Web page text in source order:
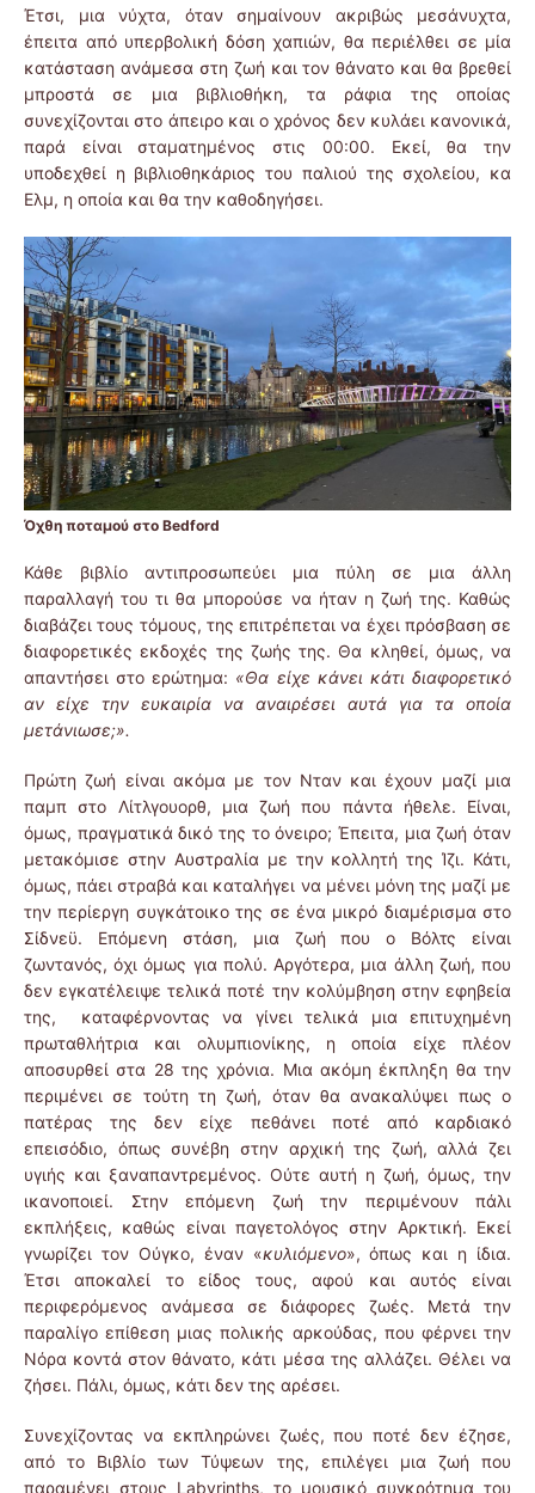
Έτσι, μια νύχτα, όταν σημαίνουν ακριβώς μεσάνυχτα,
έπειτα από υπερβολική δόση χαπιών, θα περιέλθει σε μία
κατάσταση ανάμεσα στη ζωή και τον θάνατο και θα βρεθεί
μπροστά σε μια βιβλιοθήκη, τα ράφια της οποίας
συνεχίζονται στο άπειρο και ο χρόνος δεν κυλάει κανονικά,
παρά είναι σταματημένος στις 00:00. Εκεί, θα την
υποδεχθεί η βιβλιοθηκάριος του παλιού της σχολείου, κα
Ελμ, η οποία και θα την καθοδηγήσει.
Όχθη ποταμού στο Bedford
Κάθε βιβλίο αντιπροσωπεύει μια πύλη σε μια άλλη
παραλλαγή του τι θα μπορούσε να ήταν η ζωή της. Καθώς
διαβάζει τους τόμους, της επιτρέπεται να έχει πρόσβαση σε
διαφορετικές εκδοχές της ζωής της. Θα κληθεί, όμως, να
απαντήσει στο ερώτημα: «Θα είχε κάνει κάτι διαφορετικό
αν είχε την ευκαιρία να αναιρέσει αυτά για τα οποία
μετάνιωσε;».
Πρώτη ζωή είναι ακόμα με τον Νταν και έχουν μαζί μια
παμπ στο Λίτλγουορθ, μια ζωή που πάντα ήθελε. Είναι,
όμως, πραγματικά δικό της το όνειρο; Έπειτα, μια ζωή όταν
μετακόμισε στην Αυστραλία με την κολλητή της Ίζι. Κάτι,
όμως, πάει στραβά και καταλήγει να μένει μόνη της μαζί με
την περίεργη συγκάτοικο της σε ένα μικρό διαμέρισμα στο
Σίδνεϋ. Επόμενη στάση, μια ζωή που ο Βόλτς είναι
ζωντανός, όχι όμως για πολύ. Αργότερα, μια άλλη ζωή, που
δεν εγκατέλειψε τελικά ποτέ την κολύμβηση στην εφηβεία
της, καταφέρνοντας να γίνει τελικά μια επιτυχημένη
πρωταθλήτρια και ολυμπιονίκης, η οποία είχε πλέον
αποσυρθεί στα 28 της χρόνια. Μια ακόμη έκπληξη θα την
περιμένει σε τούτη τη ζωή, όταν θα ανακαλύψει πως ο
πατέρας της δεν είχε πεθάνει ποτέ από καρδιακό
επεισόδιο, όπως συνέβη στην αρχική της ζωή, αλλά ζει
υγιής και ξαναπαντρεμένος. Ούτε αυτή η ζωή, όμως, την
ικανοποιεί. Στην επόμενη ζωή την περιμένουν πάλι
εκπλήξεις, καθώς είναι παγετολόγος στην Αρκτική. Εκεί
γνωρίζει τον Ούγκο, έναν «κυλιόμενο», όπως και η ίδια.
Έτσι αποκαλεί το είδος τους, αφού και αυτός είναι
περιφερόμενος ανάμεσα σε διάφορες ζωές. Μετά την
παραλίγο επίθεση μιας πολικής αρκούδας, που φέρνει την
Νόρα κοντά στον θάνατο, κάτι μέσα της αλλάζει. Θέλει να
ζήσει. Πάλι, όμως, κάτι δεν της αρέσει.
Συνεχίζοντας να εκπληρώνει ζωές, που ποτέ δεν έζησε,
από το Βιβλίο των Τύψεων της, επιλέγει μια ζωή που
παραμένει στους Labyrinths, το μουσικό συγκρότημα του